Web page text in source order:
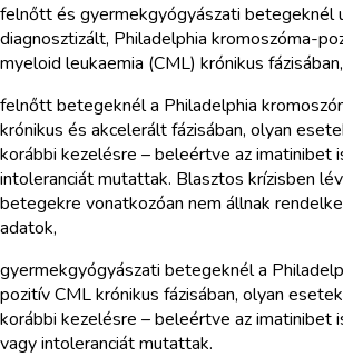
felnőtt és gyermekgyógyászati betegeknél
diagnosztizált, Philadelphia kromoszóma-
myeloid leukaemia (CML) krónikus fázisában,
felnőtt betegeknél a Philadelphia
krónikus és akcelerált fázisában, olyan
korábbi kezelésre – beleértve az imatinibet
intoleranciát mutattak. Blasztos krízisben
betegekre vonatkozóan nem állnak
adatok,
gyermekgyógyászati betegeknél a
pozitív CML krónikus fázisában, olyan
korábbi kezelésre – beleértve az imatinibet
vagy intoleranciát mutattak.